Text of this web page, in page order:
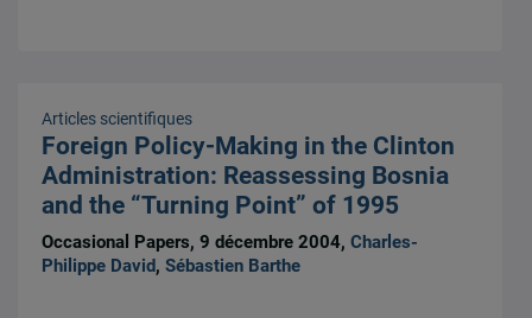
Articles scientifiques
Foreign Policy-Making in the Clinton
Administration: Reassessing Bosnia
and the “Turning Point” of 1995
Occasional Papers, 9 décembre 2004,Charles-
Philippe David,Sébastien Barthe